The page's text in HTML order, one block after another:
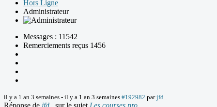
Hors Ligne
Administrateur
Messages : 11542
Remerciements reçus 1456
il y a 1 an 3 semaines - il y a 1 an 3 semaines #192982 parjfd_
Réponse de jfd_ sur le sujet Les courses pro